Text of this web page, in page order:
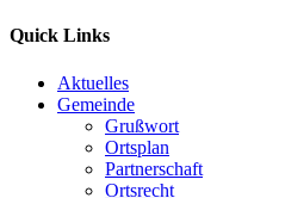
Quick Links
Aktuelles
Gemeinde
Grußwort
Ortsplan
Partnerschaft
Ortsrecht